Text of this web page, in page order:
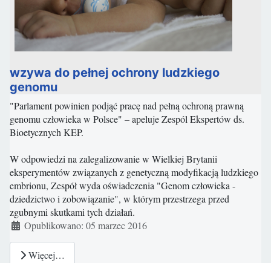
wzywa do pełnej ochrony ludzkiego
genomu
"Parlament powinien podjąć pracę nad pełną ochroną prawną
genomu człowieka w Polsce" – apeluje Zespól Ekspertów ds.
Bioetycznych KEP.
W odpowiedzi na zalegalizowanie w Wielkiej Brytanii
eksperymentów związanych z genetyczną modyfikacją ludzkiego
embrionu, Zespół wyda oświadczenia "Genom człowieka -
dziedzictwo i zobowiązanie", w którym przestrzega przed
zgubnymi skutkami tych działań.
Szczegóły
Opublikowano: 05 marzec 2016
Więcej…